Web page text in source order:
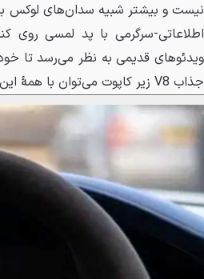
نیست و بیشتر شبیه سدان‌های لوکس
اطلاعاتی-سرگرمی با پد لمسی روی
جذاب V8 زیر کاپوت می‌توان با همهٔ این‌ها کنار آمد.